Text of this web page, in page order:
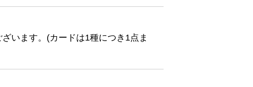
います。(カードは1種につき1点ま